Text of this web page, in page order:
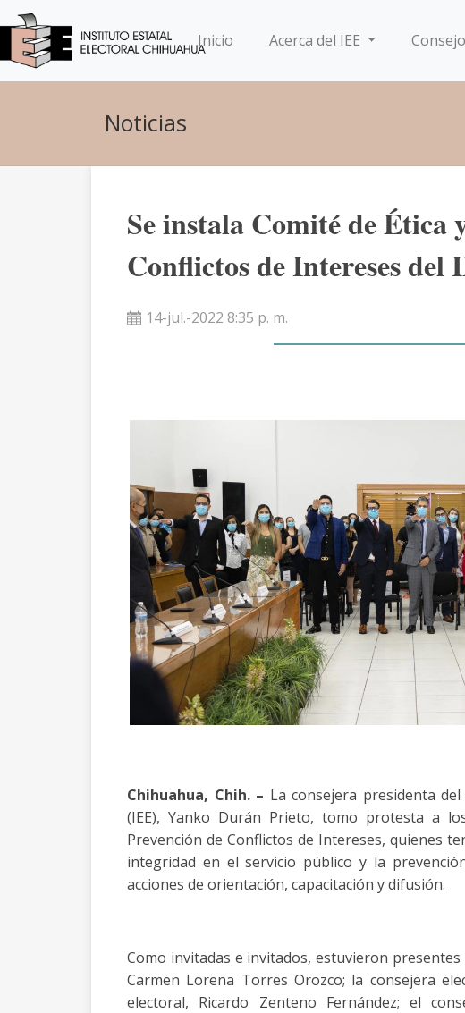
Inicio(current)Acerca del IEE
Noticias
Se instala Comité de Ética
Conflictos de Intereses del
14-jul.-2022 8:35 p. m.
Chihuahua, Chih. – La consejera presidenta
(IEE), Yanko Durán Prieto, tomo protesta a
Prevención de Conflictos de Intereses, quienes
integridad en el servicio público y la
acciones de orientación, capacitación y difusión.
Como invitadas e invitados, estuvieron
Carmen Lorena Torres Orozco; la consejera
electoral, Ricardo Zenteno Fernández; el